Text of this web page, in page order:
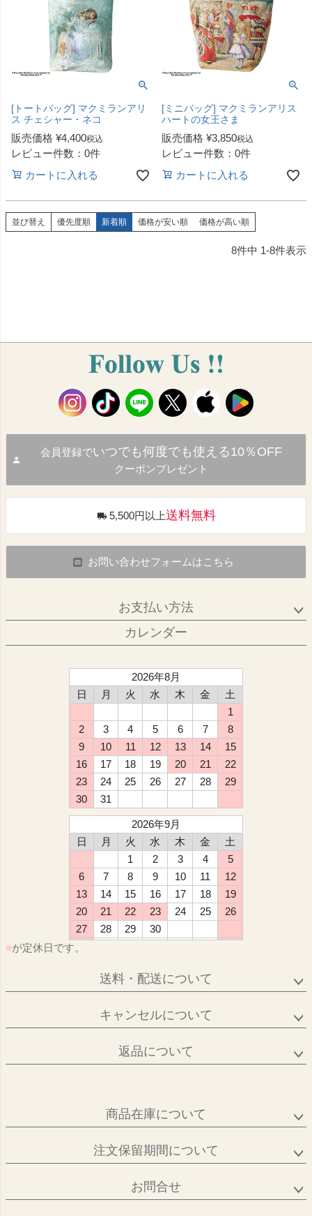
[トートバッグ] マクミランアリ
ス チェシャー・ネコ
販売価格 ¥4,400税込
レビュー件数：0件
カートに入れる
[ミニバッグ] マクミランアリス
ハートの女王さま
販売価格 ¥3,850税込
レビュー件数：0件
カートに入れる
並び替え 優先度順 新着順 価格が安い順 価格が高い順
8件中 1-8件表示
会員登録でいつでも何度でも使える10％OFF
クーポンプレゼント
5,500円以上送料無料
お問い合わせフォームはこちら
お支払い方法
カレンダー
2026年8月
日
月 火 水 木 金
土
1
2
3 4 5 6 7
8
9
10 11 12 13 14
15
16
17 18 19 20 21
22
23
24 25 26 27 28
29
30
31
2026年9月
日
月 火 水 木 金
土
1
2 3 4
5
6
7 8 9 10 11
12
13
14 15 16 17 18
19
20
21 22 23 24 25
26
27
28 29
30
■が定休日です。
送料・配送について
キャンセルについて
返品について
商品在庫について
注文保留期間について
お問合せ